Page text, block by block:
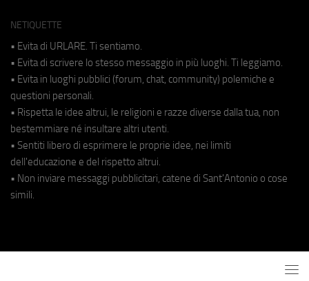
NETIQUETTE
• Evita di URLARE. Ti sentiamo.
• Evita di scrivere lo stesso messaggio in più luoghi. Ti leggiamo.
• Evita in luoghi pubblici (forum, chat, community) polemiche e
questioni personali.
• Rispetta le idee altrui, le religioni e razze diverse dalla tua, non
bestemmiare né insultare altri utenti.
• Sentiti libero di esprimere le proprie idee, nei limiti
dell'educazione e del rispetto altrui.
• Non inviare messaggi pubblicitari, catene di Sant'Antonio o cose
simili.